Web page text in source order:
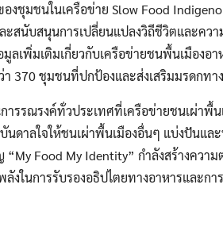
ชุมชนในเครือข่าย Slow Food
สนับสนุนการเปลี่ยนแปลงวิถีชีวิตและควา
เพิ่มเติมเกี่ยวกับเครือข่ายชนพื้นเมืองอา
370 ชุมชนที่ปกป้องและส่งเสริมมรดกทา
รรณรงค์ทั่วประเทศที่เครือข่ายชนเผ่าพื้น
นดาลใจให้ชนเผ่าพื้นเมืองอื่นๆ แบ่งปันแล
“My Food My Identity” กำลังสร้างควา
ลังในการรับรองอธิปไตยทางอาหารและ